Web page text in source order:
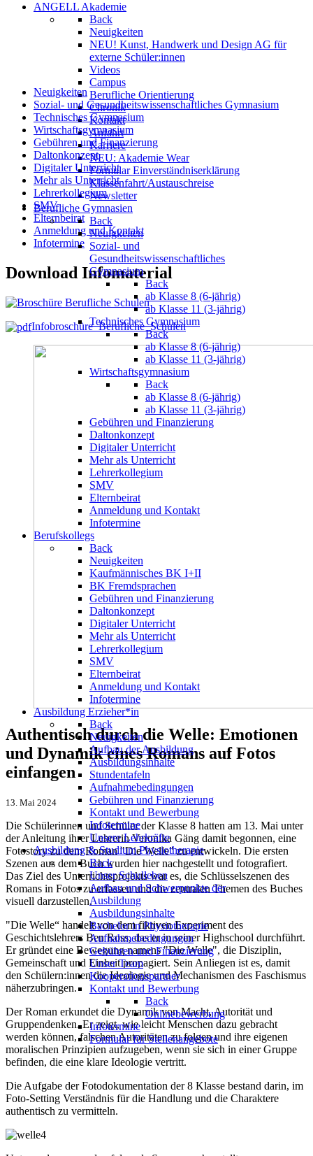
ANGELL Akademie
Back
Neuigkeiten
NEU! Kunst, Handwerk und Design AG für
externe Schüler:innen
Videos
Campus
Berufliche Orientierung
Chronik
Kontakt
Anfahrt
Karriere
NEU: Akademie Wear
Formular Einverständniserklärung
Klassenfahrt/Austauschreise
Newsletter
Berufliche Gymnasien
Back
Neuigkeiten
Sozial- und
Gesundheitswissenschaftliches
Gymnasium
Back
ab Klasse 8 (6-jährig)
ab Klasse 11 (3-jährig)
Technisches Gymnasium
Back
ab Klasse 8 (6-jährig)
ab Klasse 11 (3-jährig)
Wirtschaftsgymnasium
Back
ab Klasse 8 (6-jährig)
ab Klasse 11 (3-jährig)
Gebühren und Finanzierung
Daltonkonzept
Digitaler Unterricht
Mehr als Unterricht
Lehrerkollegium
SMV
Elternbeirat
Anmeldung und Kontakt
Infotermine
Berufskollegs
Back
Neuigkeiten
Kaufmännisches BK I+II
BK Fremdsprachen
Gebühren und Finanzierung
Daltonkonzept
Digitaler Unterricht
Mehr als Unterricht
Lehrerkollegium
SMV
Elternbeirat
Anmeldung und Kontakt
Infotermine
Ausbildung Erzieher*in
Back
Neuigkeiten
Aufbau der Ausbildung
Ausbildungsinhalte
Stundentafeln
Aufnahmebedingungen
Gebühren und Finanzierung
Kontakt und Bewerbung
Infotermine
Unsere Lehrkräfte
Ausbildung & Studium Physiotherapie
Back
Unser Schulleben
Aufbau und Schwerpunkte der
Ausbildung
Ausbildungsinhalte
Bachelor in Physiotherapie
Aufnahmebedingungen
Gebühren und Finanzierung
Unser Team
Kooperationspartner
Kontakt und Bewerbung
Back
Onlinebewerbung
Infotermine
Formular für Stellenangebote
Neuigkeiten
Sozial- und Gesundheitswissenschaftliches Gymnasium
Technisches Gymnasium
Wirtschaftsgymnasium
Gebühren und Finanzierung
Daltonkonzept
Digitaler Unterricht
Mehr als Unterricht
Lehrerkollegium
SMV
Elternbeirat
Anmeldung und Kontakt
Infotermine
Download Infomaterial
Infobroschüre_Berufliche_Schulen
Authentisch durch die Welle: Emotionen
und Dynamik eines Romans auf Fotos
einfangen
13. Mai 2024
Die Schülerinnen und Schüler der Klasse 8 hatten am 13. Mai unter
der Anleitung ihrer Lehrerin Veronika Gäng damit begonnen, eine
Fotostory zu dem Roman "Die Welle" zu entwickeln. Die ersten
Szenen aus dem Buch wurden hier nachgestellt und fotografiert.
Das Ziel des Unterrichtsprojekts war es, die Schlüsselszenen des
Romans in Fotos zu erfassen und die zentralen Themen des Buches
visuell darzustellen.
"Die Welle“ handelt von dem fiktiven Experiment des
Geschichtslehrers Ben Ross, das er in seiner Highschool durchführt.
Er gründet eine Bewegung namens "Die Welle", die Disziplin,
Gemeinschaft und Einheit propagiert. Sein Anliegen ist es, damit
den Schülern:innen die Ideologie und Mechanismen des Faschismus
näherzubringen.
Der Roman erkundet die Dynamik von Macht, Autorität und
Gruppendenken. Er zeigt, wie leicht Menschen dazu gebracht
werden können, falschen Autoritäten zu folgen und ihre eigenen
moralischen Prinzipien aufzugeben, wenn sie sich in einer Gruppe
befinden, die eine klare Ideologie vertritt.
Die Aufgabe der Fotodokumentation der 8 Klasse bestand darin, im
Foto-Setting Verständnis für die Handlung und die Charaktere
authentisch zu vermitteln.